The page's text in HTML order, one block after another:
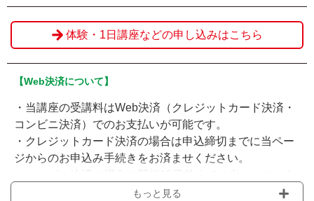
体験・1日講座などの申し込みはこちら
【Web決済について】
・当講座の受講料はWeb決済（クレジットカード決済・
コンビニ決済）でのお支払いが可能です。
・クレジットカード決済の場合は申込締切までに当ペー
ジからのお申込み手続きをお済ませください。
お申込みいただき、申込締切までに選択されたコンビニ
もっと見る